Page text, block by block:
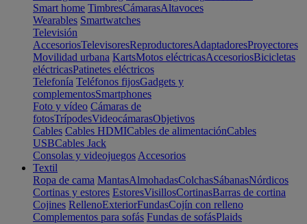
Smart home TimbresCámarasAltavoces
Wearables Smartwatches
Televisión
AccesoriosTelevisoresReproductoresAdaptadoresProyectores
Movilidad urbana KartsMotos eléctricasAccesoriosBicicletas
eléctricasPatinetes eléctricos
Telefonía Teléfonos fijosGadgets y
complementosSmartphones
Foto y vídeo Cámaras de
fotosTrípodesVideocámarasObjetivos
Cables Cables HDMICables de alimentaciónCables
USBCables Jack
Consolas y videojuegos Accesorios
Textil
Ropa de cama MantasAlmohadasColchasSábanasNórdicos
Cortinas y estores EstoresVisillosCortinasBarras de cortina
Cojines RellenoExteriorFundasCojín con relleno
Complementos para sofás Fundas de sofásPlaids